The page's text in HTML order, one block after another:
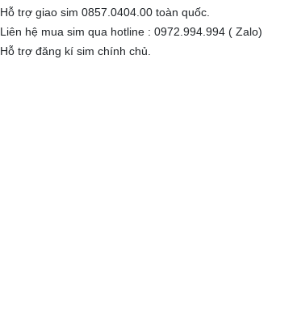
Hỗ trợ giao sim 0857.0404.00 toàn quốc.
Liên hệ mua sim qua hotline : 0972.994.994 ( Zalo)
Hỗ trợ đăng kí sim chính chủ.